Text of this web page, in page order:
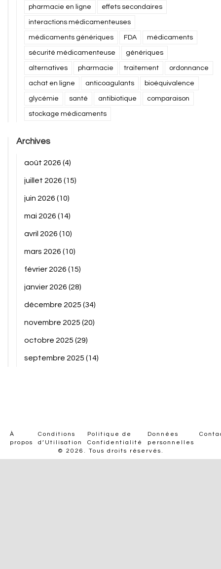
pharmacie en ligne effets secondaires
interactions médicamenteuses
médicaments génériques FDA médicaments
sécurité médicamenteuse génériques
alternatives pharmacie traitement ordonnance
achat en ligne anticoagulants bioéquivalence
glycémie santé antibiotique comparaison
stockage médicaments
Archives
août 2026 (4)
juillet 2026 (15)
juin 2026 (10)
mai 2026 (14)
avril 2026 (10)
mars 2026 (10)
février 2026 (15)
janvier 2026 (28)
décembre 2025 (34)
novembre 2025 (20)
octobre 2025 (29)
septembre 2025 (14)
À
propos
Conditions
d’Utilisation
Politique de
Confidentialité
Données
personnelles
© 2026. Tous droits réservés.